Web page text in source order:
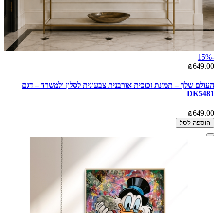
-15%
₪649.00
העולם שלך – תמונת זכוכית אורבנית צבעונית לסלון ולמשרד – דגם
DK5481
₪649.00
הוספה לסל